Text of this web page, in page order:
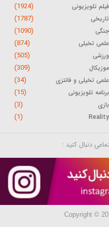
فیلم تلویزیونی (1924)
تاریخی (1787)
جنگی (1090)
علمی تخیلی (874)
ورزشی (505)
موزیکال (309)
علمی تخیلی و فانتزی (34)
برنامه تلویزیونی (15)
بازی (3)
Reality
(1)
دنبال کنید :
Copyright ©